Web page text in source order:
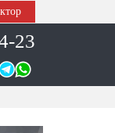
23